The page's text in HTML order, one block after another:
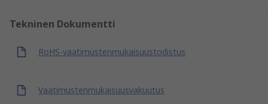
Tekninen Dokumentti
RoHS-vaatimustenmukaisuustodistus
Vaatimustenmukaisuusvakuutus